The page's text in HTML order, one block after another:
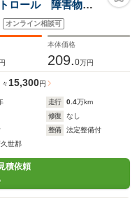
ロール 障害物セ
ライト 純正アル
ジ
オンライン相談可
本体価格
209.0万円
々 15,300円
走行 0.4万km
修復
なし
整備
法定整備付
世郡
積依頼